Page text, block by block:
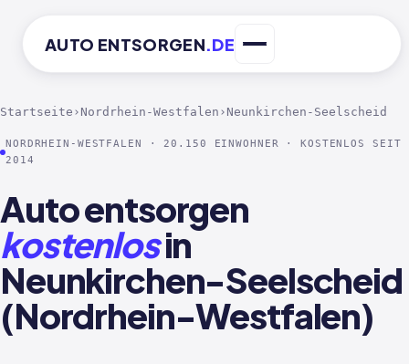
AUTO ENTSORGEN.DE
Startseite › Nordrhein-Westfalen › Neunkirchen-Seelscheid
NORDRHEIN-WESTFALEN · 20.150 EINWOHNER · KOSTENLOS SEIT
2014
Auto entsorgen
kostenlosin
Neunkirchen-Seelscheid
(Nordrhein-Westfalen)